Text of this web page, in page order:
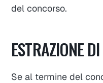
del concorso.
ESTRAZIONE
Se al termine del